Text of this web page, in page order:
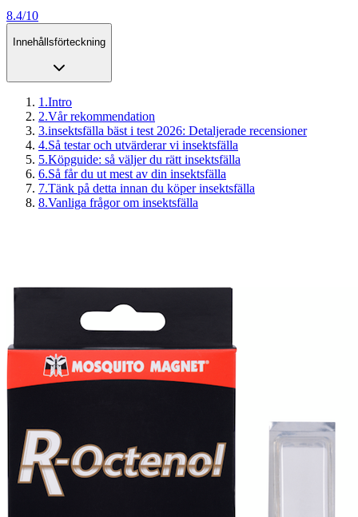
8.4/10
Innehållsförteckning
1 .Intro
2.Vår rekommendation
3.insektsfälla bäst i test 2026: Detaljerade recensioner
4.Så testar och utvärderar vi insektsfälla
5.Köpguide: så väljer du rätt insektsfälla
6.Så får du ut mest av din insektsfälla
7.Tänk på detta innan du köper insektsfälla
8.Vanliga frågor om insektsfälla